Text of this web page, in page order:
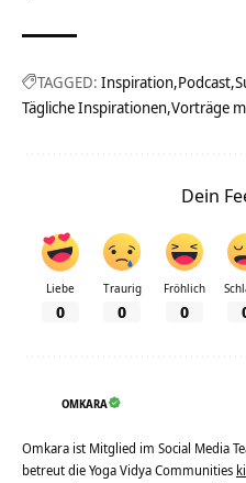
TAGGED: Inspiration Podcast
Tägliche Inspirationen Vorträge
Dein
Liebe
0
Traurig
0
Fröhlich
0
OMKARA
Omkara ist Mitglied im Social Media
betreut die Yoga Vidya Communities